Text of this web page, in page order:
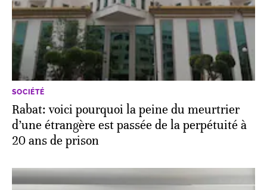
SOCIÉTÉ
Rabat: voici pourquoi la peine du meurtrier
d’une étrangère est passée de la perpétuité à
20 ans de prison